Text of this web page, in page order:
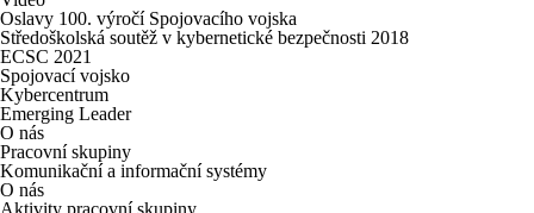
Oslavy 100. výročí Spojovacího vojska
Středoškolská soutěž v kybernetické bezpečnosti 2018
ECSC 2021
Spojovací vojsko
Kybercentrum
Emerging Leader
O nás
Pracovní skupiny
Komunikační a informační systémy
O nás
Aktivity pracovní skupiny